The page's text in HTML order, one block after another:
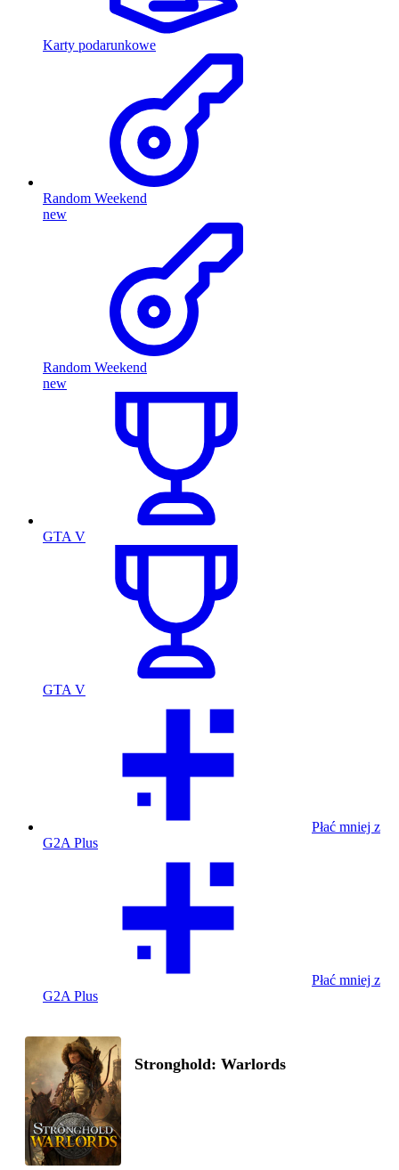
Karty podarunkowe
Random Weekend
new
Random Weekend
new
GTA V
GTA V
Płać mniej z
G2A Plus
Płać mniej z
G2A Plus
Stronghold: Warlords